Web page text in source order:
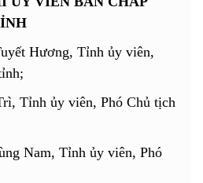
Hương, Tỉnh ủy viên,
Tỉnh ủy viên, Phó Chủ tịch
Nam, Tỉnh ủy viên, Phó